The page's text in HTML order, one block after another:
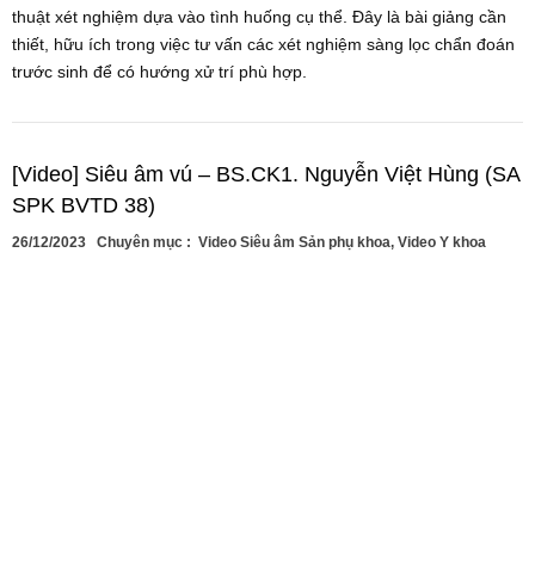
thuật xét nghiệm dựa vào tình huống cụ thể. Đây là bài giảng cần
thiết, hữu ích trong việc tư vấn các xét nghiệm sàng lọc chẩn đoán
trước sinh để có hướng xử trí phù hợp.
[Video] Siêu âm vú – BS.CK1. Nguyễn Việt Hùng (SA
SPK BVTD 38)
26/12/2023 Chuyên mục : Video Siêu âm Sản phụ khoa, Video Y khoa